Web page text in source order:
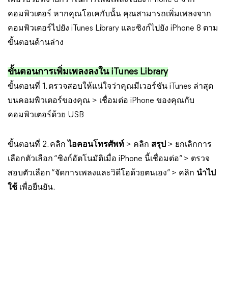
คอมพิวเตอร์ หากคุณโอเคกับนั้น คุณสามารถเพิ่มเพลงจาก
คอมพิวเตอร์ไปยัง iTunes Library และซิงก์ไปยัง iPhone 8 ตาม
ขั้นตอนด้านล่าง
ขั้นตอนการเพิ่มเพลงลงใน iTunes Library
ขั้นตอนที่ 1. ตรวจสอบให้แน่ใจว่าคุณมีเวอร์ชัน iTunes ล่าสุด
บนคอมพิวเตอร์ของคุณ > เชื่อมต่อ iPhone ของคุณกับ
คอมพิวเตอร์ด้วย USB
ขั้นตอนที่ 2. คลิก ไอคอนโทรศัพท์ > คลิก สรุป > ยกเลิกการ
เลือกตัวเลือก “ซิงก์อัตโนมัติเมื่อ iPhone นี้เชื่อมต่อ” > ตรวจ
สอบตัวเลือก “จัดการเพลงและวิดีโอด้วยตนเอง” > คลิก นำไป
ใช้ เพื่อยืนยัน.